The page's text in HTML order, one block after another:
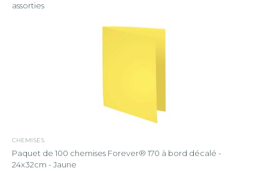
assorties
CHEMISES
Paquet de 100 chemises Forever® 170 à bord décalé -
24x32cm - Jaune